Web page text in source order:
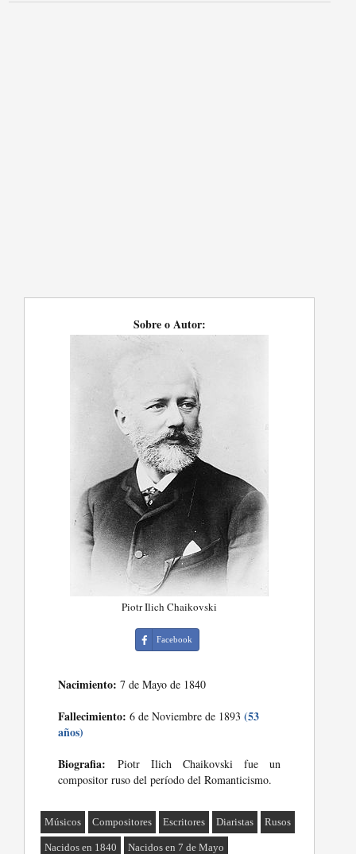
Sobre o Autor:
Piotr Ilich Chaikovski
Facebook
Nacimiento: 7 de Mayo de 1840
Fallecimiento: 6 de Noviembre de 1893(53
años)
Biografia: Piotr Ilich Chaikovski fue un
compositor ruso del período del Romanticismo.
Músicos Compositores Escritores Diaristas Rusos
Nacidos en 1840 Nacidos en 7 de Mayo